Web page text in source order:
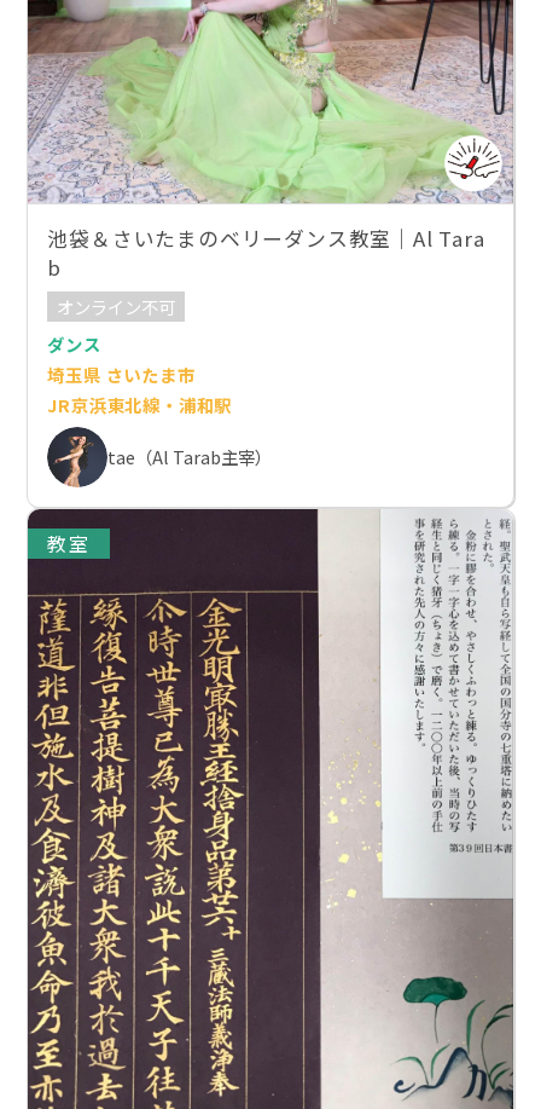
池袋＆さいたまのベリーダンス教室｜Al Tara
b
オンライン不可
ダンス
埼玉県 さいたま市
JR京浜東北線・浦和駅
tae（Al Tarab主宰）
教室